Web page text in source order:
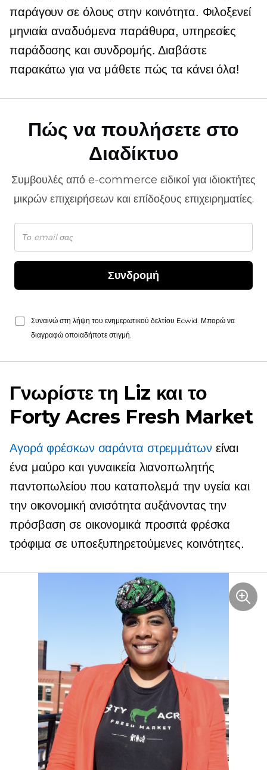
παράγουν σε όλους στην κοινότητα. Φιλοξενεί
μηνιαίααναδυόμενα παράθυρα, υπηρεσίες
παράδοσης και συνδρομής. Διαβάστε
παρακάτω για να μάθετε πώς τα κάνει όλα!
Πώς να πουλήσετε στο
Διαδίκτυο
Συμβουλές από e-commerce ειδικοί για ιδιοκτήτες
μικρών επιχειρήσεων και επίδοξους επιχειρηματίες.
Συνδρομή
Συναινώ στη λήψη του ενημερωτικού δελτίου Ecwid. Μπορώ να
διαγραφώ οποιαδήποτε στιγμή.
Γνωρίστε τη Liz και το
Forty Acres Fresh Market
Αγορά φρέσκων σαράντα στρεμμάτωνείναι
ένα μαύρο και γυναικεία λιανοπωλητής
παντοπωλείου που καταπολεμά την υγεία και
την οικονομική ανισότητα αυξάνοντας την
πρόσβαση σε οικονομικά προσιτά φρέσκα
τρόφιμα σε υποεξυπηρετούμενες κοινότητες.